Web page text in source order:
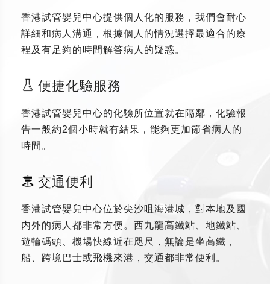
香港試管嬰兒中心提供個人化的服務，我們會耐心
詳細和病人溝通，根據個人的情況選擇最適合的療
程及有足夠的時間解答病人的疑惑。
便捷化驗服務
香港試管嬰兒中心的化驗所位置就在隔鄰，化驗報
告一般約2個小時就有結果，能夠更加節省病人的
時間。
交通便利
香港試管嬰兒中心位於尖沙咀海港城，對本地及國
内外的病人都非常方便。西九龍高鐵站、地鐵站、
遊輪碼頭、機場快線近在咫尺，無論是坐高鐵，
船、跨境巴士或飛機來港，交通都非常便利。